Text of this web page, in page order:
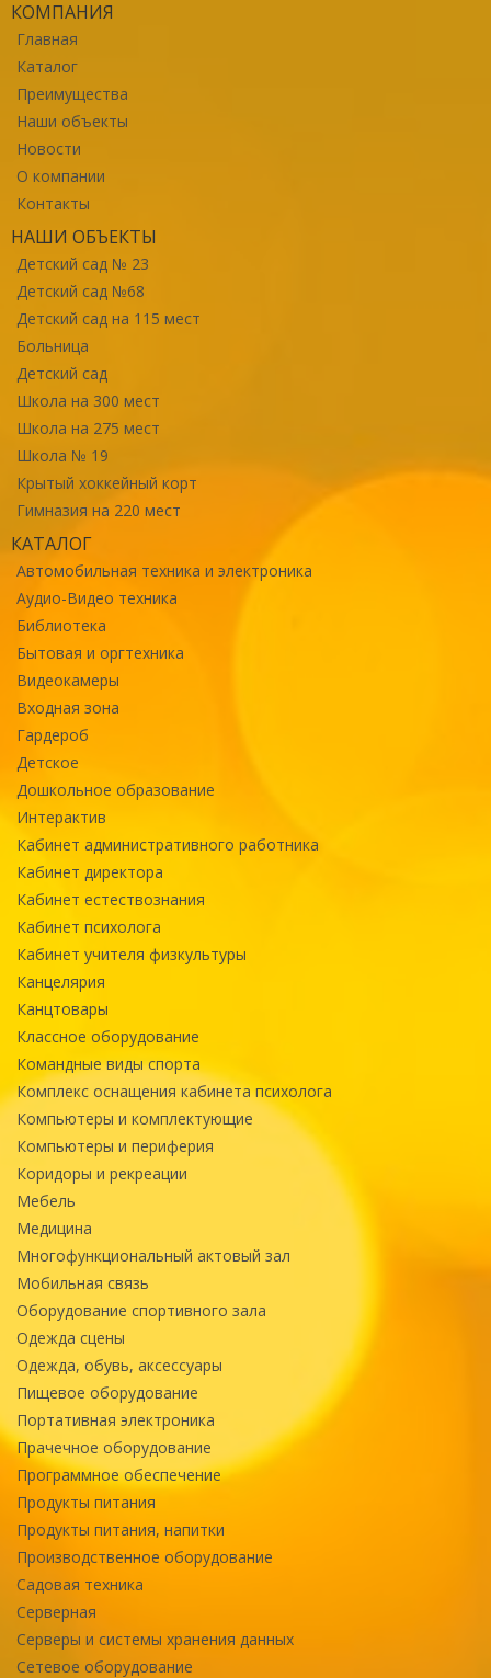
КОМПАНИЯ
Главная
Каталог
Преимущества
Наши объекты
Новости
О компании
Контакты
НАШИ ОБЪЕКТЫ
Детский сад № 23
Детский сад №68
Детский сад на 115 мест
Больница
Детский сад
Школа на 300 мест
Школа на 275 мест
Школа № 19
Крытый хоккейный корт
Гимназия на 220 мест
КАТАЛОГ
Автомобильная техника и электроника
Аудио-Видео техника
Библиотека
Бытовая и оргтехника
Видеокамеры
Входная зона
Гардероб
Детское
Дошкольное образование
Интерактив
Кабинет административного работника
Кабинет директора
Кабинет естествознания
Кабинет психолога
Кабинет учителя физкультуры
Канцелярия
Канцтовары
Классное оборудование
Командные виды спорта
Комплекс оснащения кабинета психолога
Компьютеры и комплектующие
Компьютеры и периферия
Коридоры и рекреации
Мебель
Медицина
Многофункциональный актовый зал
Мобильная связь
Оборудование спортивного зала
Одежда сцены
Одежда, обувь, аксессуары
Пищевое оборудование
Портативная электроника
Прачечное оборудование
Программное обеспечение
Продукты питания
Продукты питания, напитки
Производственное оборудование
Садовая техника
Серверная
Серверы и системы хранения данных
Сетевое оборудование